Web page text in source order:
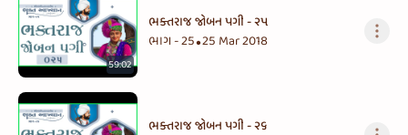
59:02
ભક્તરાજ જોબન પગી - ૨૫
ભાગ - 25•25 Mar 2018
ભક્તરાજ જોબન પગી - ૨૬